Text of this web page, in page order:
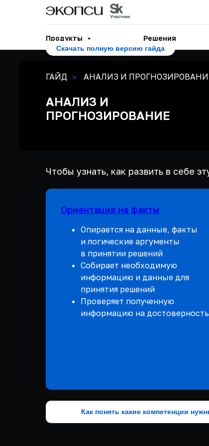
Продукты Решения
Скачать полную версию гайда
ГАЙД » АНАЛИЗ И
АНАЛИЗ И
ПРОГНОЗИРОВАНИЕ
Чтобы узнать, как развить в себе
Ориентация на факты
Опирается на данные, факты
и логические аргументы
в принятии решений
Собирает необходимую
информацию и данные для
принятия решений
Проверяет полученную
информацию на достоверность
Как понять какие компетенции